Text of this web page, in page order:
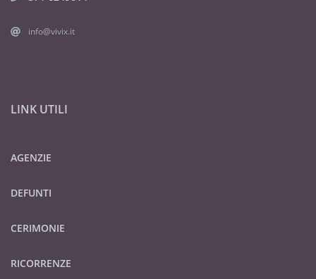
info@vivix.it
LINK UTILI
AGENZIE
DEFUNTI
CERIMONIE
RICORRENZE